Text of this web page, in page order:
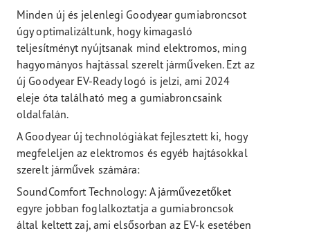
Minden új és jelenlegi Goodyear gumiabroncsot
úgy optimalizáltunk, hogy kimagasló
teljesítményt nyújtsanak mind elektromos, ming
hagyományos hajtással szerelt járműveken. Ezt az
új Goodyear EV-Ready logó is jelzi, ami 2024
eleje óta található meg a gumiabroncsaink
oldalfalán.
A Goodyear új technológiákat fejlesztett ki, hogy
megfeleljen az elektromos és egyéb hajtásokkal
szerelt járművek számára:
SoundComfort Technology: A járművezetőket
egyre jobban foglalkoztatja a gumiabroncsok
által keltett zaj, ami elsősorban az EV-k esetében